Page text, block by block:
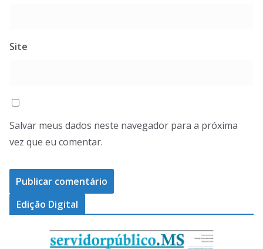
Site
Salvar meus dados neste navegador para a próxima
vez que eu comentar.
Edição Digital